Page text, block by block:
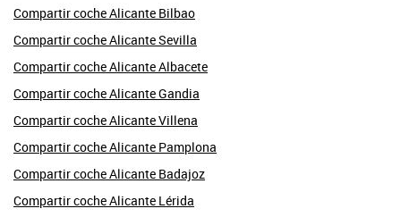
Compartir coche Alicante Bilbao
Compartir coche Alicante Sevilla
Compartir coche Alicante Albacete
Compartir coche Alicante Gandia
Compartir coche Alicante Villena
Compartir coche Alicante Pamplona
Compartir coche Alicante Badajoz
Compartir coche Alicante Lérida